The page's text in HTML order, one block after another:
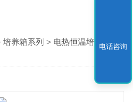
培养箱系列 > 电热恒温培养箱>
电话咨询